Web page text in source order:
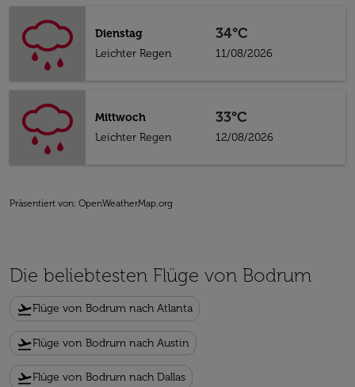
Dienstag
Leichter Regen
34°C
11/08/2026
Mittwoch
Leichter Regen
33°C
12/08/2026
Präsentiert von: OpenWeatherMap.org
Die beliebtesten Flüge von Bodrum
flight_takeoffFlüge von Bodrum nach Atlanta
flight_takeoffFlüge von Bodrum nach Austin
flight_takeoffFlüge von Bodrum nach Dallas